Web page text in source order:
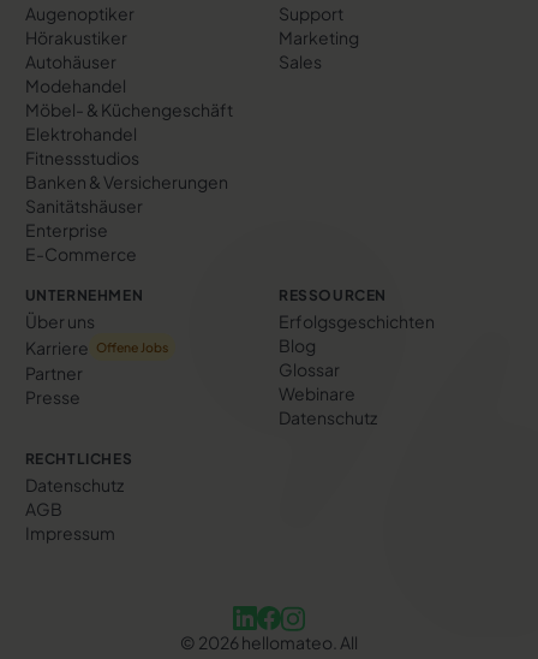
Augenoptiker
Hörakustiker
Autohäuser
Modehandel
Möbel- & Küchengeschäft
Elektrohandel
Fitnessstudios
Banken & Versicherungen
Sanitätshäuser
Enterprise
E-Commerce
Support
Marketing
Sales
UNTERNEHMEN
Über uns
Karriere
Offene Jobs
Partner
Presse
RESSOURCEN
Erfolgs­geschichten
Blog
Glossar
Webinare
Datenschutz
RECHTLICHES
Datenschutz
AGB
Impressum
© 2026 hellomateo. All